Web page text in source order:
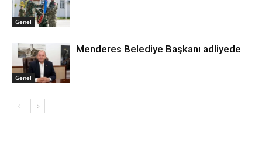
Genel
Genel
Menderes Belediye Başkanı adliyede